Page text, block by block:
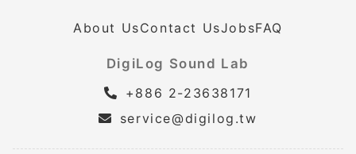
About UsContact UsJobsFAQ
DigiLog Sound Lab
+886 2-23638171
service@digilog.tw